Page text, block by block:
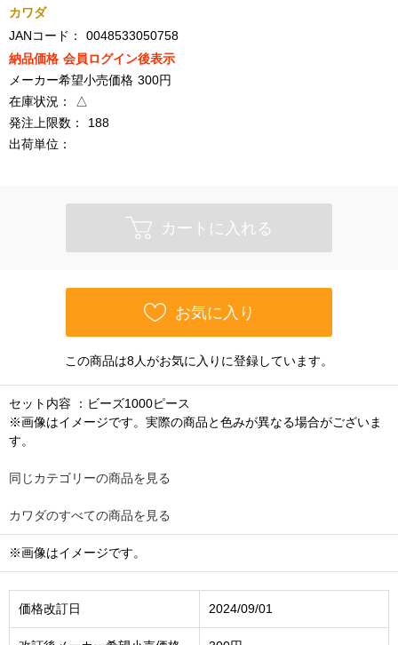
カワダ
JANコード：
0048533050758
納品価格 会員ログイン後表示
メーカー希望小売価格 300円
在庫状況：
△
発注上限数：
188
出荷単位：
カートに入れる
お気に入り
この商品は8人がお気に入りに登録しています。
セット内容 ：ビーズ1000ピース
※画像はイメージです。実際の商品と色みが異なる場合がございま
す。
同じカテゴリーの商品を見る
カワダのすべての商品を見る
※画像はイメージです。
価格改訂日 2024/09/01